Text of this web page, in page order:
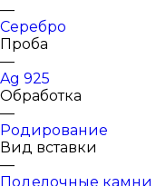
—
Серебро
Проба
—
Ag 925
Обработка
—
Родирование
Вид вставки
—
Поделочные камни